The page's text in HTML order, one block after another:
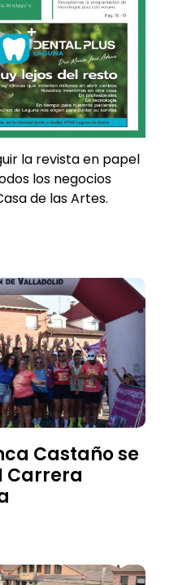
la revista en papel
los negocios
de las Artes.
Castaño se
Carrera